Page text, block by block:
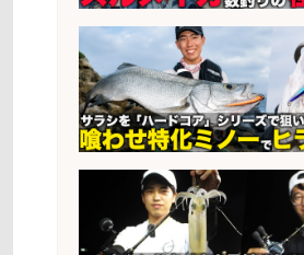
日払いOKで即日収入/製
「堺市堺区」 土日祝休
126日&入社祝金10万円/
日払いOK・未経験歓迎/
会社名
パーソルファクトリ
ーズ株式会社